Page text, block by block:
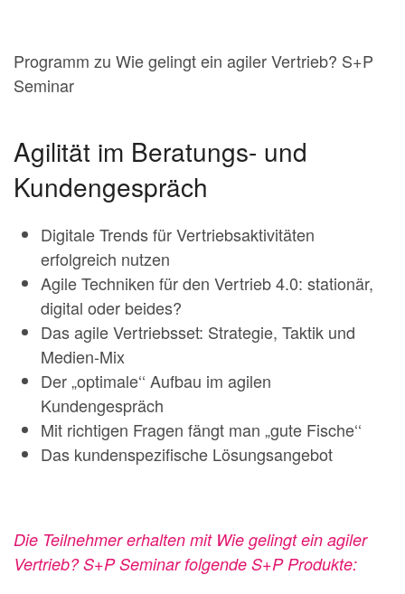
Programm zu Wie gelingt ein agiler Vertrieb? S+P
Seminar
Agilität im Beratungs- und
Kundengespräch
Digitale Trends für Vertriebsaktivitäten
erfolgreich nutzen
Agile Techniken für den Vertrieb 4.0: stationär,
digital oder beides?
Das agile Vertriebsset: Strategie, Taktik und
Medien-Mix
Der „optimale‘‘ Aufbau im agilen
Kundengespräch
Mit richtigen Fragen fängt man „gute Fische‘‘
Das kundenspezifische Lösungsangebot
Die Teilnehmer erhalten mit Wie gelingt ein agiler
Vertrieb? S+P Seminar folgende S+P Produkte: